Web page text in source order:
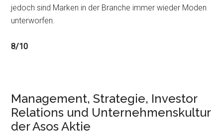
jedoch sind Marken in der Branche immer wieder Moden
unterworfen.
8/10
Management, Strategie, Investor
Relations und Unternehmenskultur
der Asos Aktie